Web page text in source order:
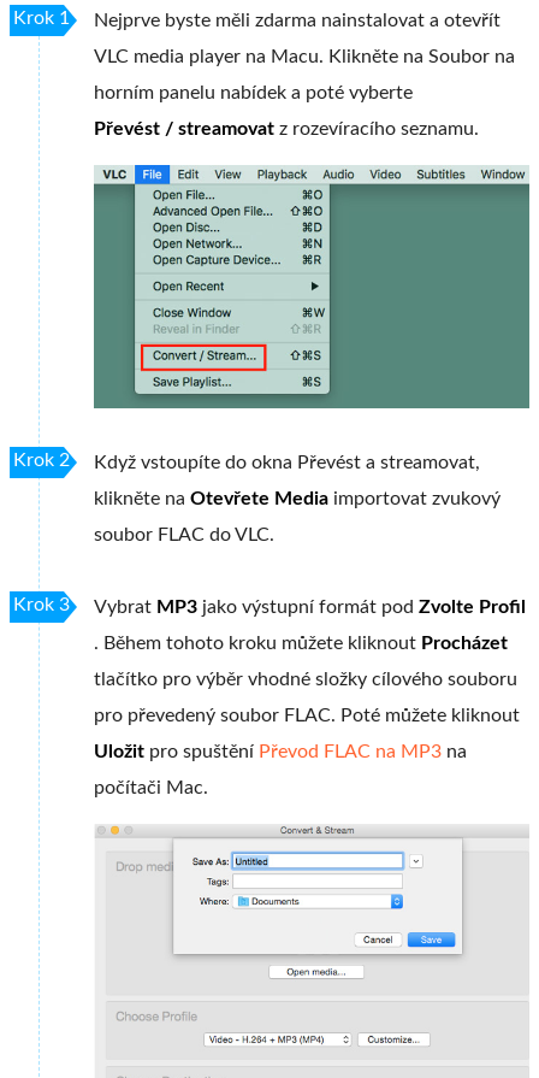
Krok 1
Nejprve byste měli zdarma nainstalovat a otevřít
VLC media player na Macu. Klikněte na Soubor na
horním panelu nabídek a poté vyberte
Převést / streamovat z rozevíracího seznamu.
Krok 2
Když vstoupíte do okna Převést a streamovat,
klikněte na Otevřete Media importovat zvukový
soubor FLAC do VLC.
Krok 3 Vybrat MP3 jako výstupní formát pod Zvolte Profil
. Během tohoto kroku můžete kliknout Procházet
tlačítko pro výběr vhodné složky cílového souboru
pro převedený soubor FLAC. Poté můžete kliknout
Uložit pro spuštění Převod FLAC na MP3 na
počítači Mac.